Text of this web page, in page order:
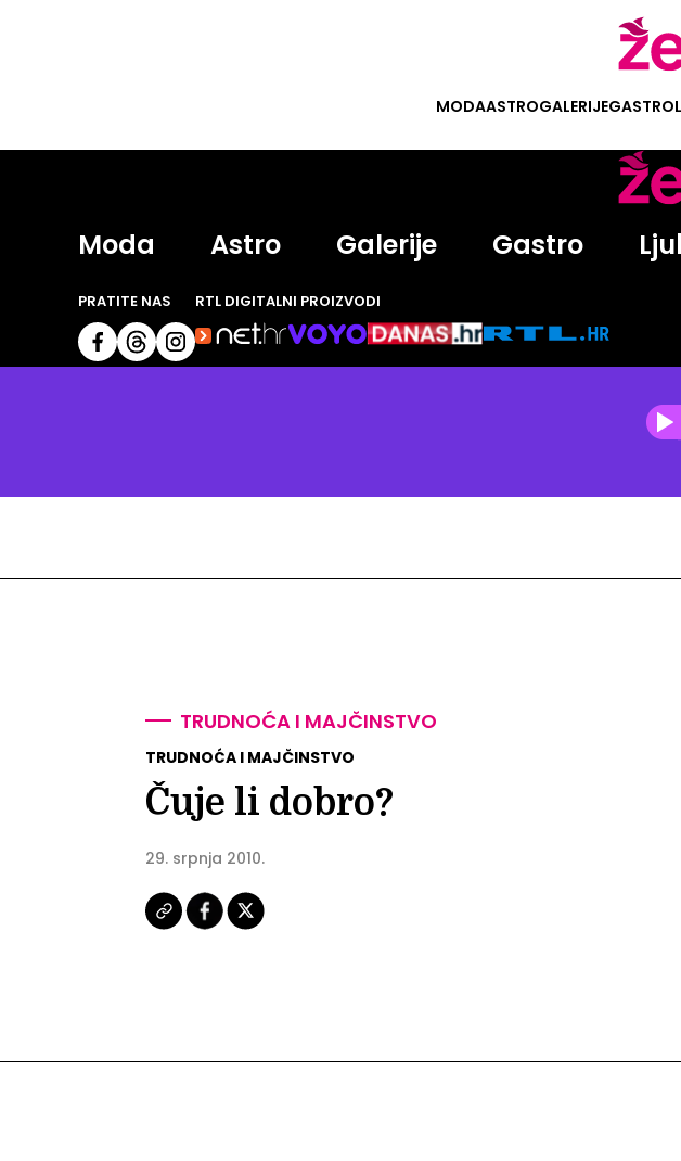
MODAASTROGALERIJEGASTRO
Moda Astro Galerije Gastro
PRATITE NAS RTL DIGITALNI PROIZVODI
TRUDNOĆA I MAJČINSTVO
TRUDNOĆA I MAJČINSTVO
Čuje li dobro?
29. srpnja 2010.